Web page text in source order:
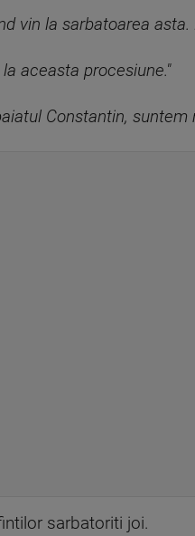
vin la sarbatoarea asta.
aceasta procesiune."
Constantin, suntem
sarbatoriti joi.